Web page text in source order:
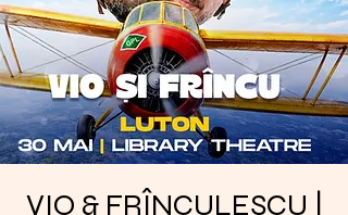
VIO & FRÎNCULESCU |